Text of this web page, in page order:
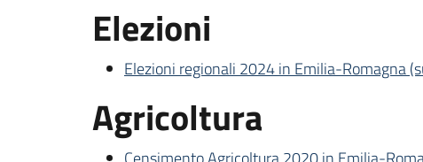
Elezioni
Elezioni regionali 2024 in Emilia-Romagna
Agricoltura